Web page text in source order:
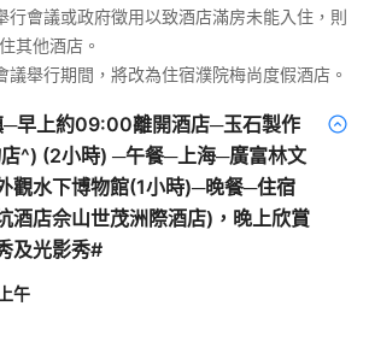
行會議或政府徵用以致酒店滿房未能入住，則
其他酒店。
議舉行期間，將改為住宿濮院梅尚度假酒店。
─早上約09:00離開酒店─玉石製作
^) (2小時) ─午餐─上海─廣富林文
觀水下博物館(1小時)─晚餐─住宿
酒店佘山世茂洲際酒店)，晚上欣賞
及光影秀#
午